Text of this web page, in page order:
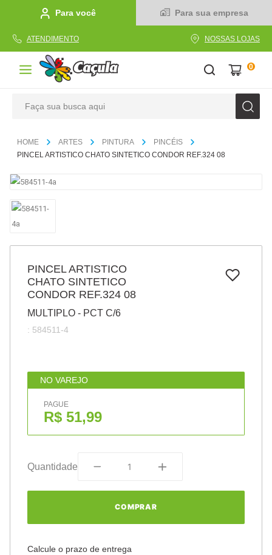
Para você Para sua empresa
ATENDIMENTO NOSSAS LOJAS
0
ARTES PINTURA
PINCÉIS
PINCEL ARTISTICO CHATO SINTETICO CONDOR REF.324 08
PINCEL ARTISTICO
CHATO SINTETICO
CONDOR REF.324 08
MULTIPLO - PCT C/6
: 584511-4
NO VAREJO
PAGUE
R$ 51,99
Quantidade
COMPRAR
Calcule o prazo de entrega
1º caderno
2
papel